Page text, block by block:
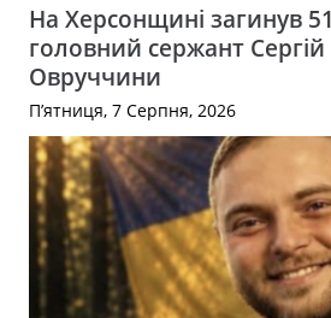
На Херсонщині загинув
головний сержант Сергій
Овруччини
П’ятниця, 7 Серпня, 2026